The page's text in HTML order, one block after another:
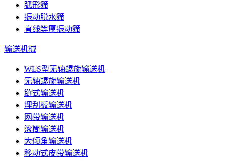
弧形筛
振动脱水筛
直线等厚振动筛
输送机械
WLS型无轴螺旋输送机
无轴螺旋输送机
链式输送机
埋刮板输送机
网带输送机
滚筒输送机
大倾角输送机
移动式皮带输送机